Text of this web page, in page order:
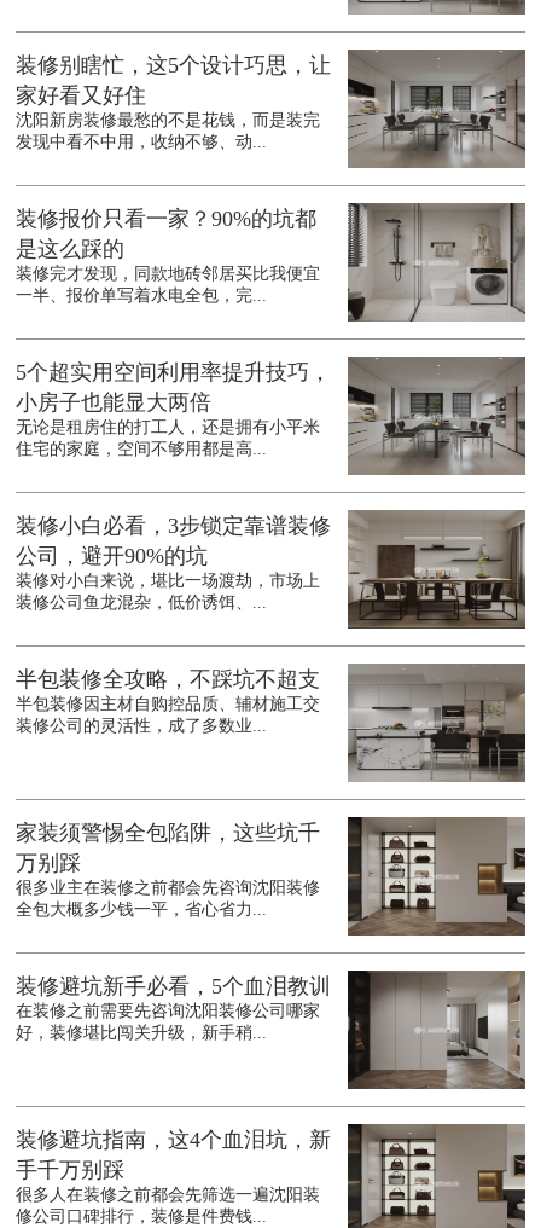
装修别瞎忙，这5个设计巧思，让
家好看又好住
沈阳新房装修最愁的不是花钱，而是装完
发现中看不中用，收纳不够、动...
装修报价只看一家？90%的坑都
是这么踩的
装修完才发现，同款地砖邻居买比我便宜
一半、报价单写着水电全包，完...
5个超实用空间利用率提升技巧，
小房子也能显大两倍
无论是租房住的打工人，还是拥有小平米
住宅的家庭，空间不够用都是高...
装修小白必看，3步锁定靠谱装修
公司，避开90%的坑
装修对小白来说，堪比一场渡劫，市场上
装修公司鱼龙混杂，低价诱饵、...
半包装修全攻略，不踩坑不超支
半包装修因主材自购控品质、辅材施工交
装修公司的灵活性，成了多数业...
家装须警惕全包陷阱，这些坑千
万别踩
很多业主在装修之前都会先咨询沈阳装修
全包大概多少钱一平，省心省力...
装修避坑新手必看，5个血泪教训
在装修之前需要先咨询沈阳装修公司哪家
好，装修堪比闯关升级，新手稍...
装修避坑指南，这4个血泪坑，新
手千万别踩
很多人在装修之前都会先筛选一遍沈阳装
修公司口碑排行，装修是件费钱...